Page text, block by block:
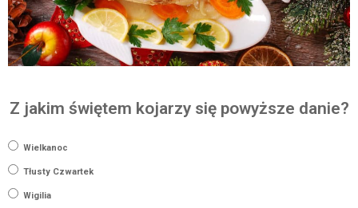
Z jakim świętem kojarzy się powyższe danie?
Wielkanoc
Tłusty Czwartek
Wigilia